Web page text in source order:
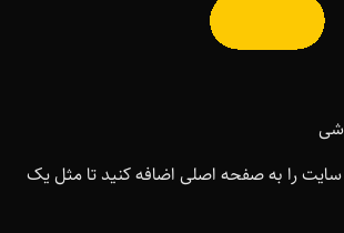
را به صفحه اصلی اضافه کنید تا مثل یک